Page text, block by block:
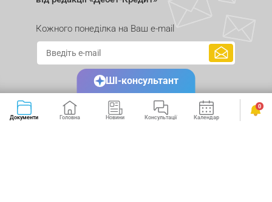
Кожного понеділка на Ваш e-mail
Документи Головна Новини Консультації Календар Сервіси
0
ШІ-консультант